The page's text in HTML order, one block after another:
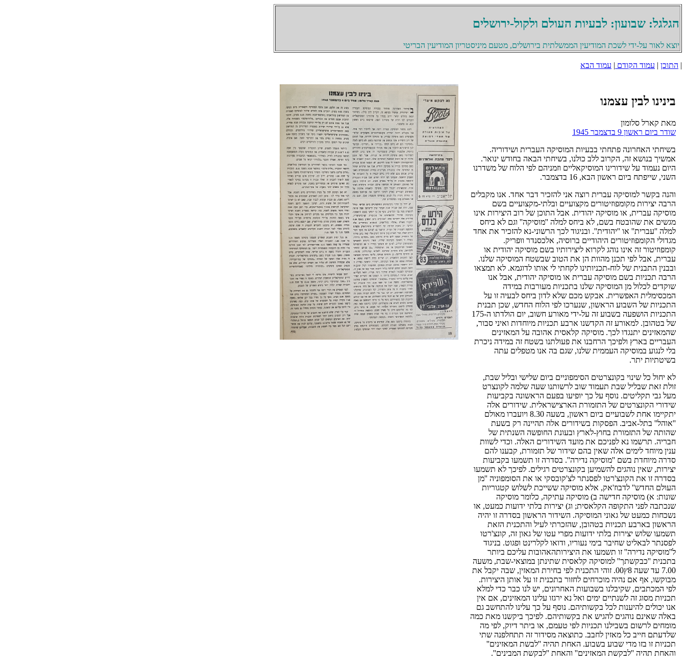
הגלגל: שבועון: לבעיות העולם ולקול-ירושלים
יוצא לאור על-ידי לשכת המודיעין הממשלתית בירושלים, מטעם מיניסטריון המודיעין הבריטי
| התוכן | עמוד הקודם | עמוד הבא
בינינו לבין עצמנו
מאת קארל סלומון
שודר ביום ראשון 9 בדצמבר 1945
בשיחתי האחרונה פתחתי בבעיות המוסיקה העברית ושידוריה.
אמשיך בנושא זה, הקרוב ללב כולנו, בשיחתי הבאה בחודש ינואר.
היום נעמוד על שידורינו המוסיקאליים וזמניהם לפי הלוח של משדרנו
השני, שייפתח ביום ראשון הבא, 16 בדצמבר.
והנה בקשר למוסיקה עברית רוצה אני להזכיר דבר אחד. אנו מקבלים
הרבה יצירות מקומפוזיטורים מקצועיים ובלתי-מקצועיים בשם
מוסיקה עברית, או מוסיקה יהודית. אבל התוכן של רוב היצירות אינו
מגשים את שהובטח בשם, לא ביחס למלה ''מוסיקה'' וגם לא ביחס
למלה ''עברית'' או ''יהודית''. ובניגוד לכך הרשוני-נא להזכיר את אחד
מגדולי הקומפוזיטורים היהודיים ברוסיה, אלכסנדר וופריק.
קומפוזיטור זה אינו נוהג לקרוא ליצירותיו בשם מוסיקה יהודית או
עברית, אבל לפי תכנן מהוות הן את הטוב שבשטח המוסיקה שלנו.
ובבנין התבנית של לוח-תכניותינו לקחתי לי אותו לדוגמא. לא תמצאו
הרבה תכניות בשם מוסיקה עברית או מוסיקה יהודית, אבל אנו
שוקדים לכלול מן המוסיקה שלנו בתכניות מעורבות במידה
המכסימלית האפשרית. אבקש מכם שלא לדון ביחס לבעיה זו על
התכניות של השבוע הראשון, שנערכו לפי הלוח החדש, שכן תבנית
התכניות הושפעה בשבוע זה על-ידי מאורע חשוב, יום הולדתו ה-175
של בטהובן. למאורע זה הקדשנו ארבע תכניות מיוחדות ואיני סבור,
שהמאזינים יתנגדו לכך. מוסיקה קלאסית אהובה על המאזינים
העבריים בארץ ולפיכך הרחבנו את פעולתנו בשטח זה במידה ניכרת
בלי לנגוע במוסיקה העממית שלנו, שגם בה אנו מטפלים עתה
בשיטתיות יתר.
לא יחול כל שינוי בקונצרטים הסימפוניים ביום שלישי ובליל שבת,
זולת זאת שבליל שבת תעמוד שוב לרשותנו שעה שלמה לקונצרט
מעל גבי תקליטים. נוסף על כך יופיעו בפעם הראשונה בקביעות
שידורי הקונצרטים של התזמורת הארצישראלית. שידורים אלה
יתקיימו אחת לשבועיים ביום ראשון, בשעה 8.30 ויועברו מאולם
''אוהל'' בתל-אביב. הפסקות בשידורים אלה תהיינה רק בשעת
שהותה של התזמורת בחוץ-לארץ ובעונת החופשה השנתית של
חבריה. תרשמו נא לפניכם את מועד השידורים האלה. וכדי לשוות
ענין מיוחד לימים אלה שאין בהם שידור של תזמורת, קבענו להם
סדרה מיוחדת בשם ''מוסיקה נדירה''. בסדרה זו תשמעו בקביעות
יצירות, שאין נוהגים להשמיען בקונצרטים רגילים. לפיכך לא תשמעו
בסדרה זו את הקונצ'רטו לפסנתר לצ'קובסקי או את הסומפוניה ''מן
העולם החדש'' לדבוז'אק, אלא מוסיקה ששייכת לשלוש קטגוריות
שונות: א) מוסיקה חדישה ב) מוסיקה עתיקה, כלומר מוסיקה
שנכתבה לפני התקופה הקלאסית; וג) יצירות בלתי ידועות כמעט, או
נשכחות כמעט של גאוני המוסיקה. השידור הראשון בסדרה זו יהיה
הראשון בארבע תכניות בטהובן, שהזכרתי לעיל והתכנית הזאת
תשמעו שלוש יצירות בלתי ידועות מפרי עטו של גאון זה, קונצ'רטו
לפסנתר לבאליט שחיבר בימי נעוריו, ודואו לקלרינט ופגוט. בניגוד
ל''מוסיקה נדירה'' זו תשמעו את היצירותהאהובות עליכם ביותר
בתכנית ''כבקשתך'' למוסיקה קלאסית שתינתן במוצאי-שבת, משעה
7.00 עד שעה 8ץ00. זוהי התכנית לפי בחירת המאזין, שבה יקבל את
מבוקשו, אף אם נהיה מוכרחים לחזור בתכנית זו על אותן היצירות.
לפי המכתבים, שקיבלנו בשבועות האחרונים, יש לנו כבר כדי למלא
תכניות מסוג זה לשנתיים ימים ואל נא ירגזו עלינו המאזינים, אם אין
אנו יכולים להיענות לכל בקשותיהם. נוסף על כך עלינו להתחשב גם
באלה שאינם נוהגים להגיש את בקשותיהם. לפיכך ביקשנו מאת כמה
מומחים לרשום בשבילנו תכניות לפי טעמם, או ביתר דיוק, לפי מה
שלדעתם חייב כל מאזין לחבב. כתוצאה מסידור זה תתחלפנה שתי
תכניות זו בזו מדי שבוע בשבוע. האחת תהיה ''לבשת המאזינים''
והאחת תהיה ''לבקשת המאזינים'' והאחת ''לבקשת המבינים''.